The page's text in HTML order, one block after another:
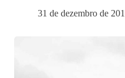
31 de dezembro de